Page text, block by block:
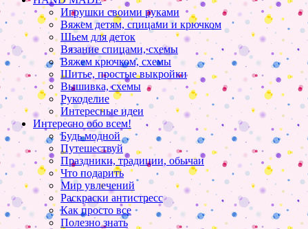
Игрушки своими руками
Вяжем детям, спицами и крючком
Шьем для деток
Вязание спицами, схемы
Вяжем крючком, схемы
Шитье, простые выкройки
Вышивка, схемы
Рукоделие
Интересные идеи
Интересно обо всем!
Будь модной
Путешествуй
Праздники, традиции, обычаи
Что подарить
Мир увлечений
Раскраски антистресс
Как просто все
Полезно знать